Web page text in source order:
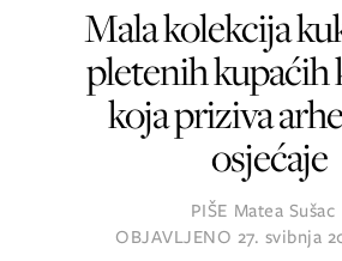
Mala kolekcija
pletenih kupaćih
koja priziva
osjećaje
PIŠE Matea Sušac
OBJAVLJENO 27. svibnja